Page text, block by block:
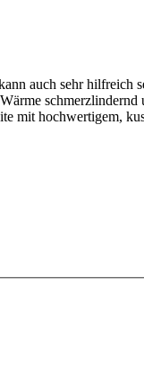
auch sehr hilfreich
mit hochwertigem,